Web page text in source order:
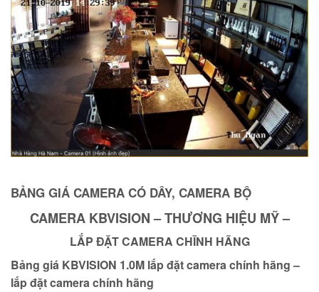
BẢNG GIÁ CAMERA CÓ DÂY, CAMERA BỘ
CAMERA KBVISION – THƯƠNG HIỆU MỸ –
LẮP ĐẶT CAMERA CHĨNH HÃNG
Bảng giá KBVISION 1.0M lắp đặt camera chính hãng –
lắp đặt camera chính hãng